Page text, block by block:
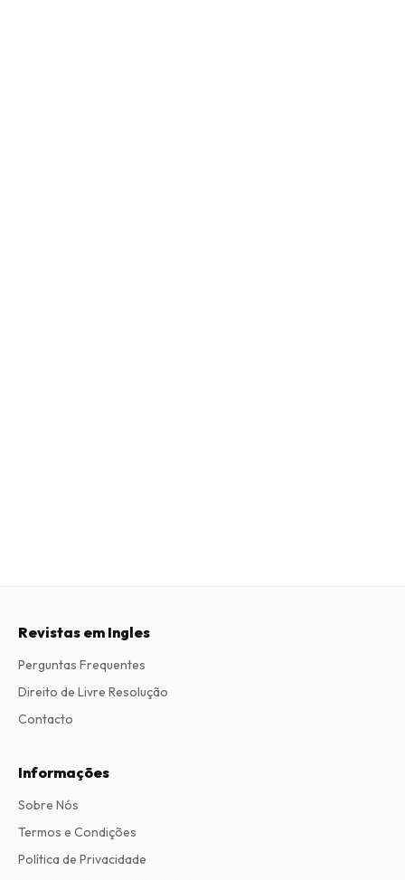
Revistas em Ingles
Perguntas Frequentes
Direito de Livre Resolução
Contacto
Informações
Sobre Nós
Termos e Condições
Política de Privacidade